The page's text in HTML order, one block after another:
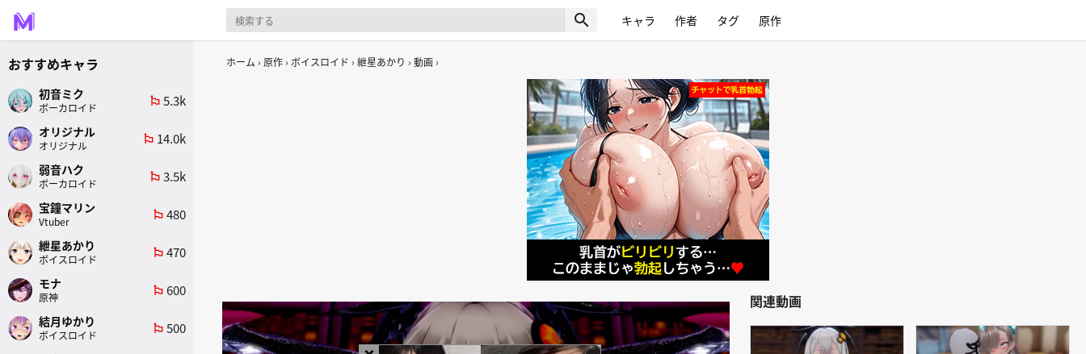
search キャラ 作者 タグ 原作
ホーム 原作 ボイスロイド 紲星あかり 動画
関連動画
おすすめキャラ
初音ミク
ボーカロイド
emoji_flags 5.3k
オリジナル
オリジナル
emoji_flags 14.0k
弱音ハク
ボーカロイド
emoji_flags 3.5k
宝鐘マリン
Vtuber
emoji_flags 480
紲星あかり
ボイスロイド
emoji_flags 470
モナ
原神
emoji_flags 600
結月ゆかり
ボイスロイド
emoji_flags 500